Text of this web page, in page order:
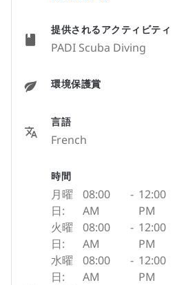
提供されるアクティビティ
PADI Scuba Diving
環境保護賞
言語
French
時間
月曜
日:
08:00
AM
- 12:00
PM
火曜
日:
08:00
AM
- 12:00
PM
水曜
日:
08:00
AM
- 12:00
PM